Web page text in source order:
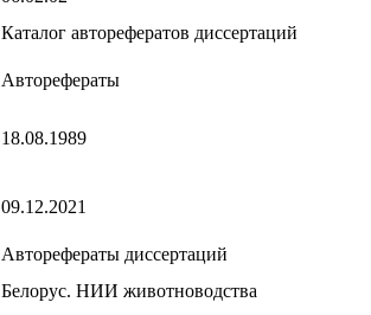
Каталог авторефератов диссертаций
Авторефераты
18.08.1989
09.12.2021
Авторефераты диссертаций
Белорус. НИИ животноводства